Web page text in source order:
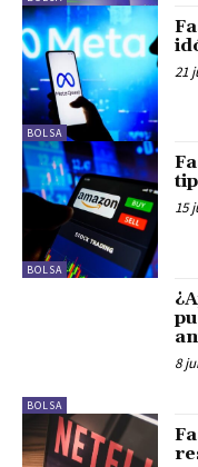
BOLSA
21
BOLSA
15
BOLSA
8